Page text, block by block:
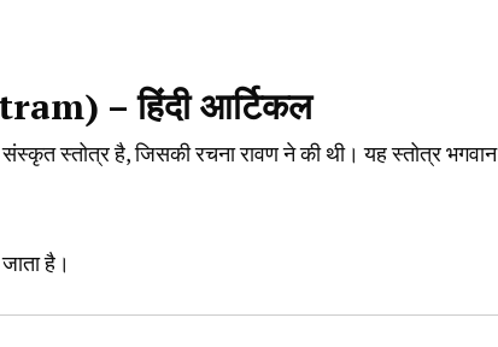
– हिंदी आर्टिकल
स्तोत्र है, जिसकी रचना रावण ने की थी। यह स्तोत्र भगवान
है।